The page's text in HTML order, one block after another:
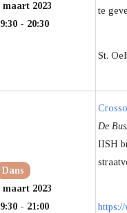
maart 2023
- 20:30
te
St.
Dans
maart 2023
- 21:00
De
IISH